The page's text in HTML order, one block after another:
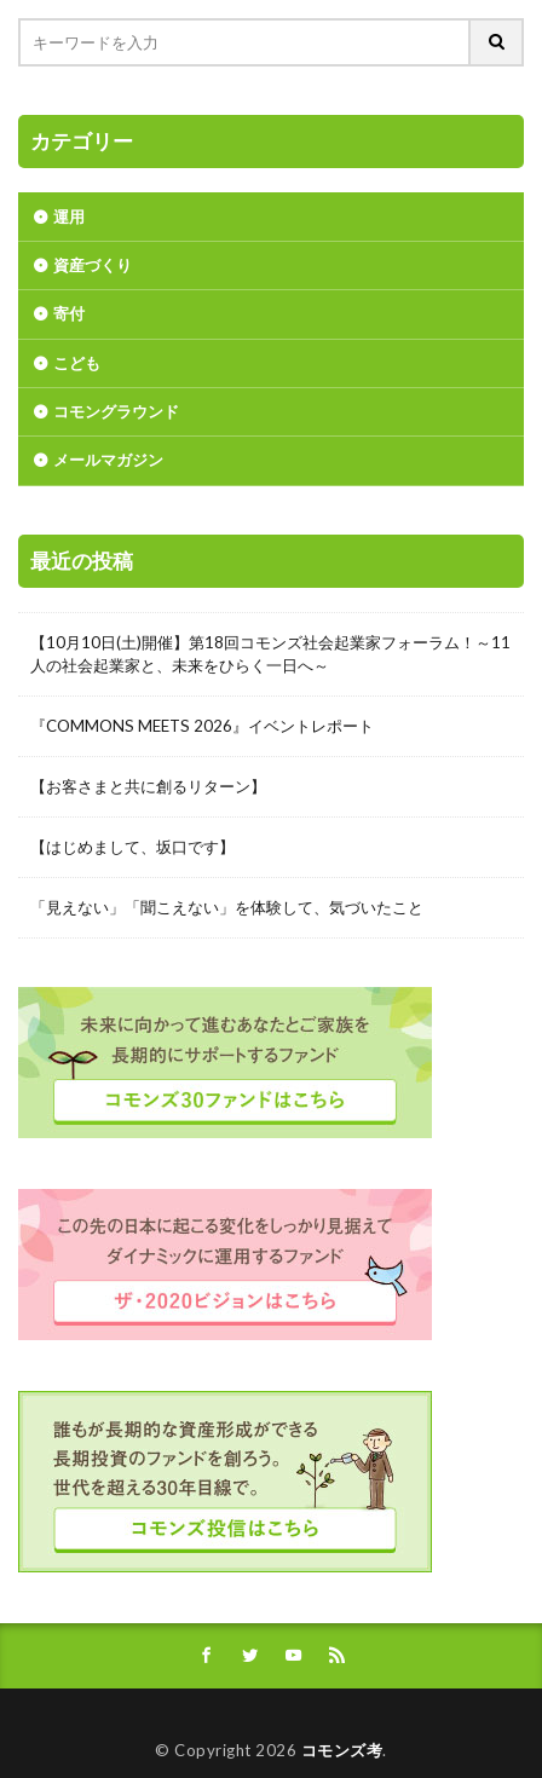
カテゴリー
運用
資産づくり
寄付
こども
コモングラウンド
メールマガジン
最近の投稿
【10月10日(土)開催】第18回コモンズ社会起業家フォーラム！～11
人の社会起業家と、未来をひらく一日へ～
『COMMONS MEETS 2026』イベントレポート
【お客さまと共に創るリターン】
【はじめまして、坂口です】
「見えない」「聞こえない」を体験して、気づいたこと
© Copyright 2026 コモンズ考.